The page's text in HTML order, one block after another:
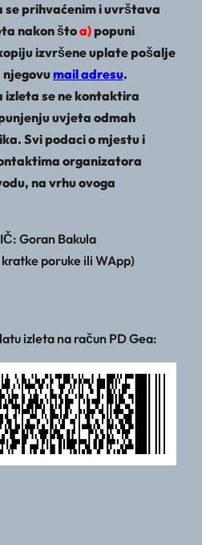
prihvaćenim i uvrštava
nakon štoa)popuni
izvršene uplate pošalje
mail adresu.
izleta se ne kontaktira
uvjeta odmah
Svi podaci o mjestu i
organizatora
na vrhu ovoga
Goran Bakula
kratke poruke ili WApp)
izleta na račun PD Gea: